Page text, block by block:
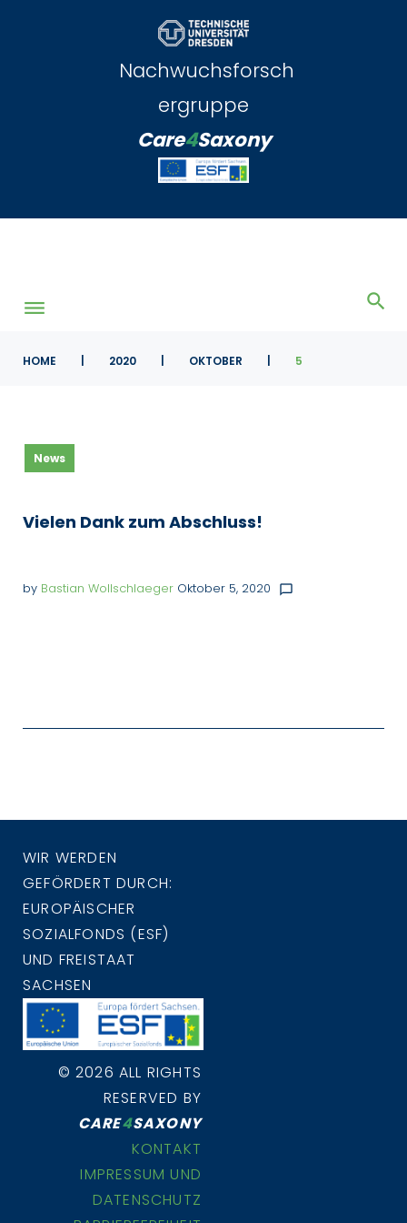
Nachwuchsforsch
ergruppe
Care4Saxony
HOME 2020 OKTOBER 5
Tag:
Oktober
News
Vielen Dank zum Abschluss!
by Bastian Wollschlaeger Oktober 5, 2020 chat_bubble_outline
WIR WERDEN
GEFÖRDERT DURCH:
EUROPÄISCHER
SOZIALFONDS (ESF)
UND FREISTAAT
SACHSEN
© 2026 ALL RIGHTS
RESERVED BY
CARE4SAXONY
KONTAKT
IMPRESSUM UND
DATENSCHUTZ